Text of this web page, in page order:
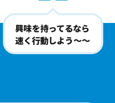
興味を持ってるなら
速く行動しよう〜〜